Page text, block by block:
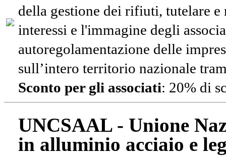
della gestione dei rifiuti, tutelare e
interessi e l'immagine degli
autoregolamentazione delle
sull’intero territorio nazionale
Sconto per gli associati: 20% di
UNCSAAL - Unione
in alluminio acciaio e